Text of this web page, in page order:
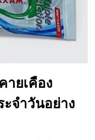
ยเคือง
จำวันอย่าง